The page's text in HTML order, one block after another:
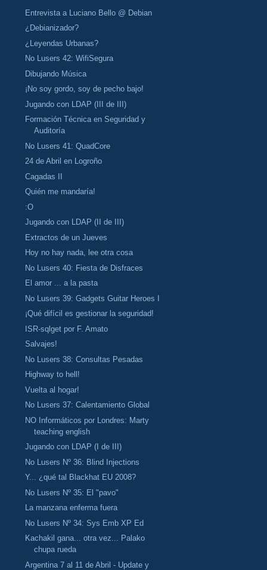
Entrevista a Luciano Bello @ Debian
¿Debianizador?
¿Leyendas Urbanas?
No Lusers 42: WifiSegura
Dibujando Música
¡No soy gordo, soy de pecho bajo!
Jugando con LDAP (III de III)
Formación Técnica en Seguridad y
Auditoría
No Lusers 41: QuadCore
24 de Abril en Logroño
Cagadas II
Quién me mandaría!
:O
Jugando con LDAP (II de III)
Extractos de un Jueves
Hoy no hay nada, lee otra cosa
No Lusers 40: Fiesta de Disfraces
El amor ... a la pasta
No Lusers 39: Gadgets Guitar Heroes I
¡Qué difícil es gestionar la seguridad!
ISR-sqlget por F. Amato
Salvajes!
No Lusers 38: Consultas Pesadas
Highway to hell!
Vuelta al hogar!
No Lusers 37: Calentamiento Global
NO Informáticos por Londres: Marty
teaching english
Jugando con LDAP (I de III)
No Lusers Nº 36: Blind Injections
Y... ¿qué tal Blackhat EU 2008?
No Lusers Nº 35: El "pavo"
La manzana enferma fuera
No Lusers Nº 34: Sys Emb XP Ed
Kachakil gana... otra vez... Palako
chupa rueda
Argentina 7 al 11 de Abril - Update y